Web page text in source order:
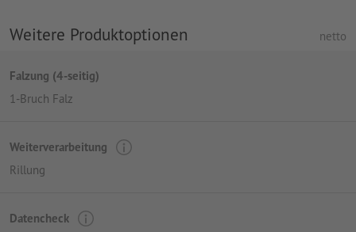
Weitere Produktoptionen netto
Falzung (4-seitig)
1-Bruch Falz
Weiterverarbeitung
Rillung
Datencheck